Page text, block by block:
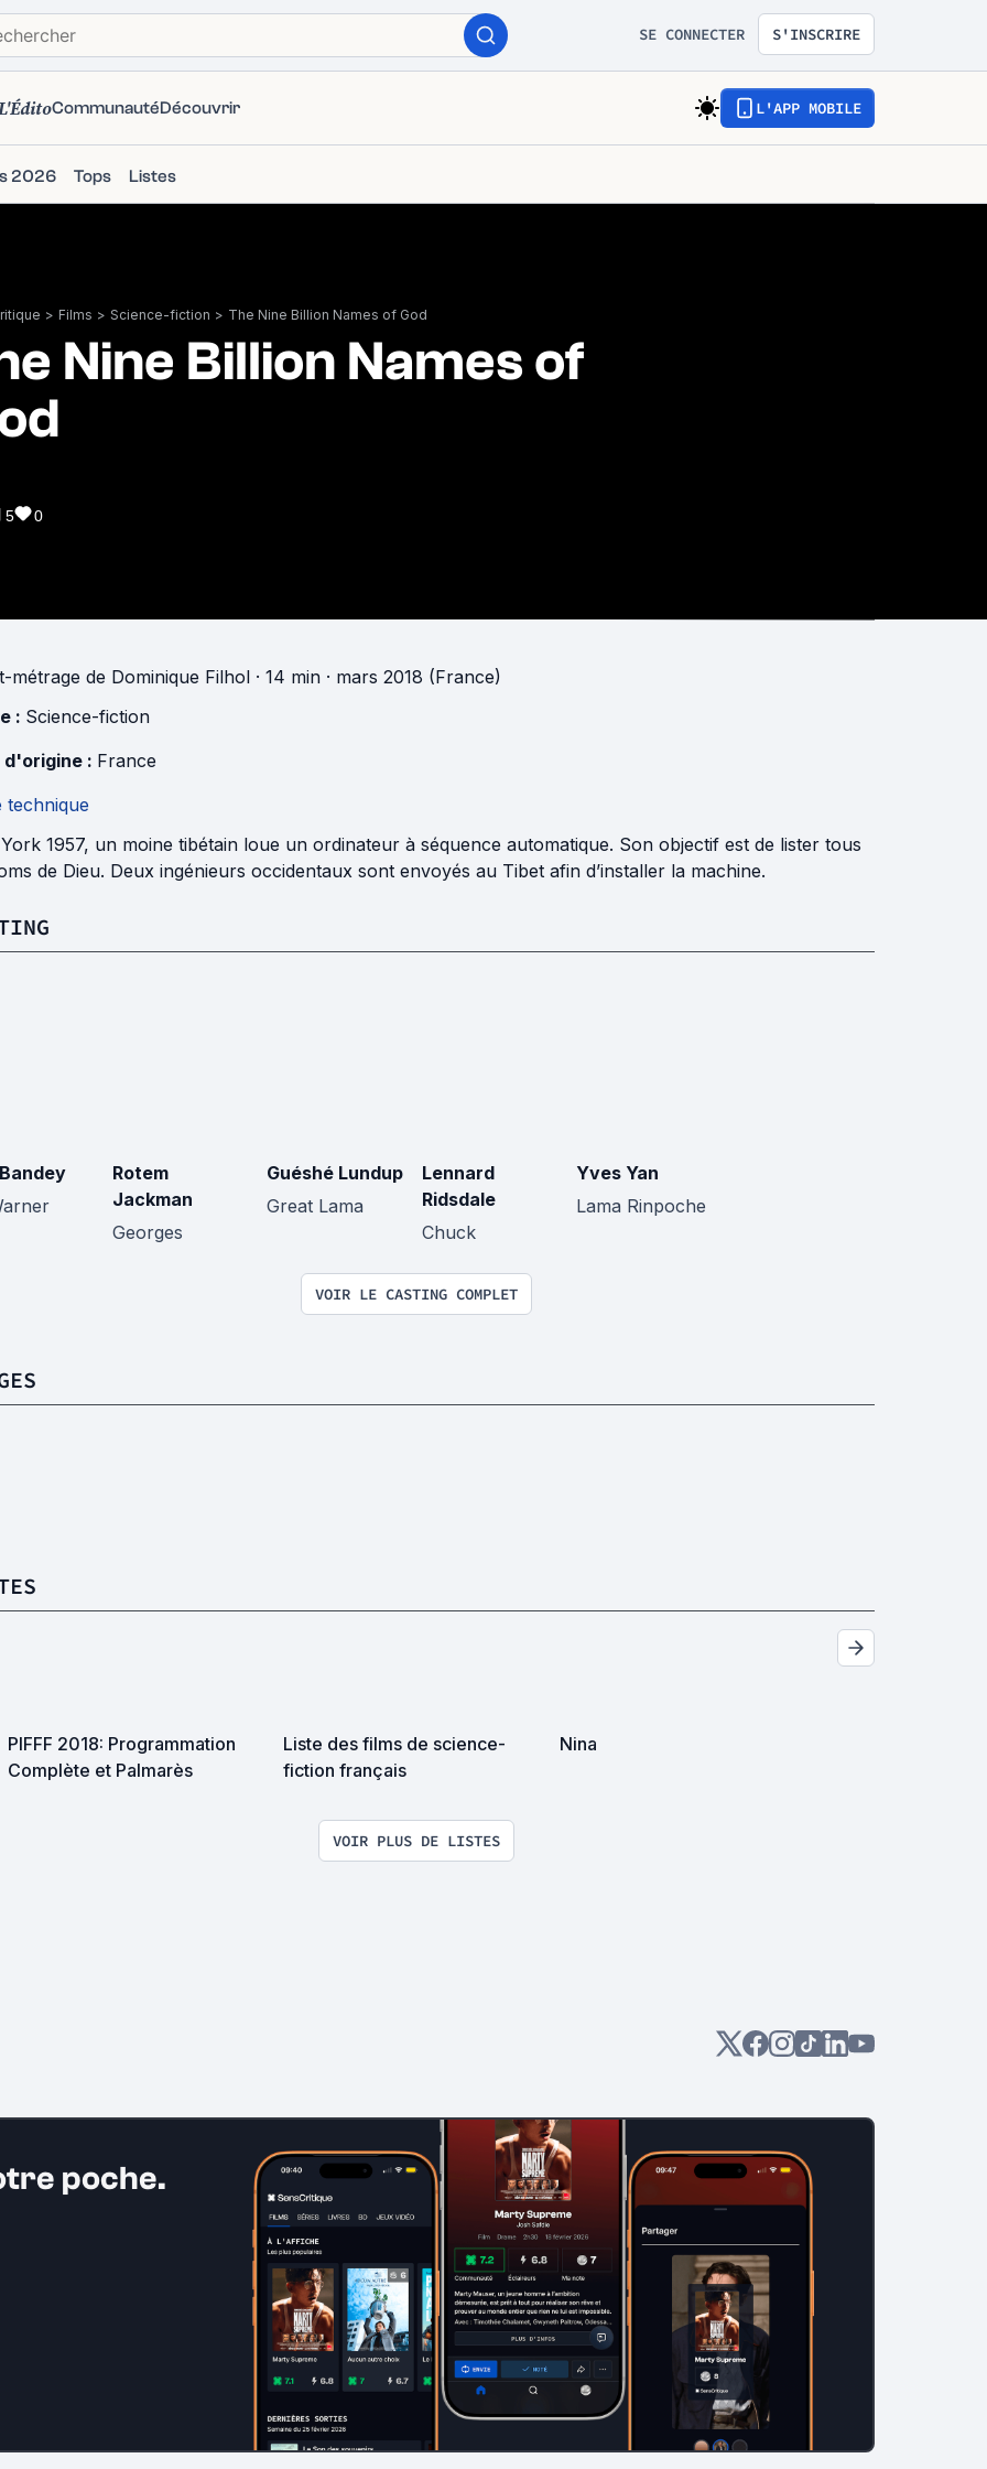
SE CONNECTER S'INSCRIRE
CommunautéDécouvrir L'APP MOBILE
2026 Tops Listes
> Films > Science-fiction > The Nine Billion Names of God
Nine Billion Names of
5 0
métrage de Dominique Filhol · 14 min · mars 2018 (France)
: Science-fiction
d'origine : France
technique
1957, un moine tibétain loue un ordinateur à séquence automatique. Son objectif est de lister tous
de Dieu. Deux ingénieurs occidentaux sont envoyés au Tibet afin d’installer la machine.
Rotem
Jackman
Georges
Guéshé Lundup
Great Lama
Lennard
Ridsdale
Chuck
Yves Yan
Lama Rinpoche
VOIR LE CASTING COMPLET
PIFFF 2018: Programmation
Complète et Palmarès
Liste des films de science-
fiction français
Nina
VOIR PLUS DE LISTES
poche.